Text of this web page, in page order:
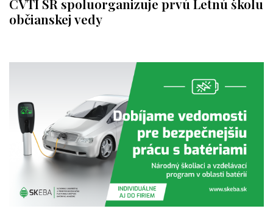
CVTI SR spoluorganizuje prvú Letnú školu
občianskej vedy